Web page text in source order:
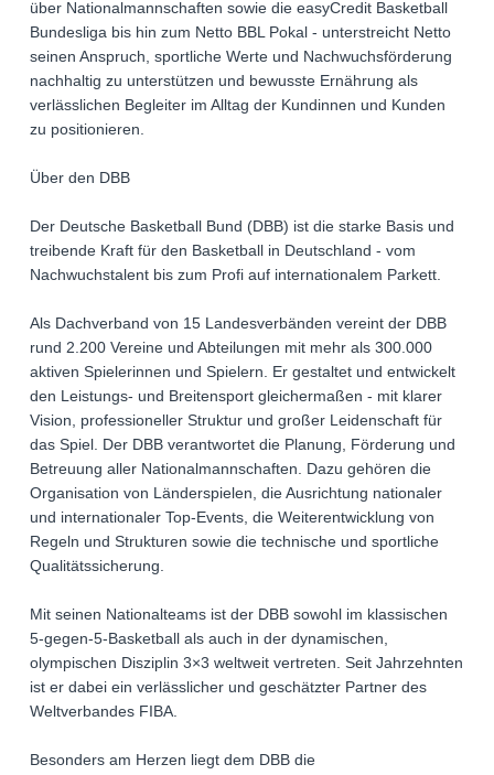
über Nationalmannschaften sowie die easyCredit Basketball
Bundesliga bis hin zum Netto BBL Pokal - unterstreicht Netto
seinen Anspruch, sportliche Werte und Nachwuchsförderung
nachhaltig zu unterstützen und bewusste Ernährung als
verlässlichen Begleiter im Alltag der Kundinnen und Kunden
zu positionieren.
Über den DBB
Der Deutsche Basketball Bund (DBB) ist die starke Basis und
treibende Kraft für den Basketball in Deutschland - vom
Nachwuchstalent bis zum Profi auf internationalem Parkett.
Als Dachverband von 15 Landesverbänden vereint der DBB
rund 2.200 Vereine und Abteilungen mit mehr als 300.000
aktiven Spielerinnen und Spielern. Er gestaltet und entwickelt
den Leistungs- und Breitensport gleichermaßen - mit klarer
Vision, professioneller Struktur und großer Leidenschaft für
das Spiel. Der DBB verantwortet die Planung, Förderung und
Betreuung aller Nationalmannschaften. Dazu gehören die
Organisation von Länderspielen, die Ausrichtung nationaler
und internationaler Top-Events, die Weiterentwicklung von
Regeln und Strukturen sowie die technische und sportliche
Qualitätssicherung.
Mit seinen Nationalteams ist der DBB sowohl im klassischen
5-gegen-5-Basketball als auch in der dynamischen,
olympischen Disziplin 3×3 weltweit vertreten. Seit Jahrzehnten
ist er dabei ein verlässlicher und geschätzter Partner des
Weltverbandes FIBA.
Besonders am Herzen liegt dem DBB die